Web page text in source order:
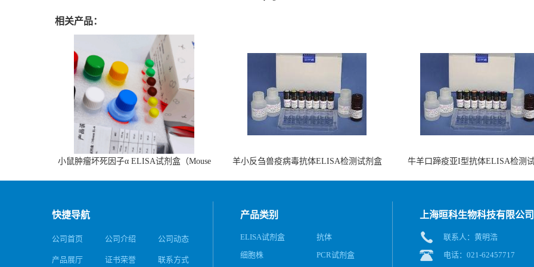
相关产品：
小鼠肿瘤坏死因子α ELISA试剂盒（Mouse
羊小反刍兽疫病毒抗体ELISA检测试剂盒
牛羊口蹄疫亚I型抗体ELISA检测
快捷导航
公司首页 公司介绍 公司动态
产品展厅 证书荣誉 联系方式
产品类别
ELISA试剂盒
抗体
细胞株
PCR试剂盒
上海晅科生物科技有限公司
联系人：黄明浩
电话：021-62457717